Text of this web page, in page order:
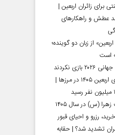
زائران اربعین |
عطش و راهکارهای
از زبان دو گوینده؛
است
نکردند
آغاز رسمی برنامه‌های اربعین ۱۴۰۵ در مرز‌ها |
قیمت قبر در بهشت زهرا (س) در سال ۱۴۰۵
رزرو و احیای قبور
تشدید شد؟ | حقابه